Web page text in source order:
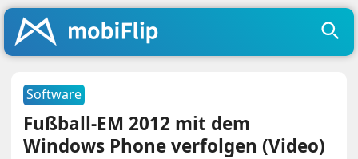
Software
Fußball-EM 2012 mit dem
Windows Phone verfolgen (Video)